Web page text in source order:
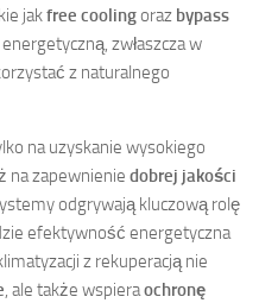
jakfree coolingoraz bypass
zwłaszcza w
z naturalnego
na uzyskanie wysokiego
na zapewnienie dobrej jakości
odgrywają kluczową rolę
efektywność energetyczna
z rekuperacją nie
, ale także wspieraochronę